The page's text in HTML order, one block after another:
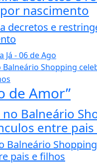
nascimento
decretos e
Já - 06 de Ago
de Amor”
no Balneário
entre
Balneário
pais e filhos